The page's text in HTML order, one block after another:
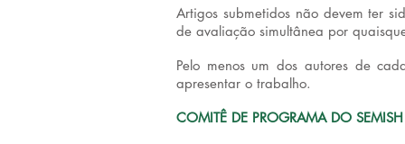
Artigos submetidos não devem ter
de avaliação simultânea por
Pelo menos um dos autores de
apresentar o trabalho.
COMITÊ DE PROGRAMA DO